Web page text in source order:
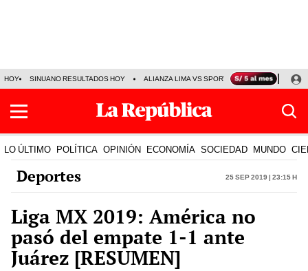
HOY SINUANO RESULTADOS HOY ALIANZA LIMA VS SPORT BOYS JORGE
LO ÚLTIMO POLÍTICA OPINIÓN ECONOMÍA SOCIEDAD MUNDO
Deportes 25 Sep 2019 | 23:15 h
Liga MX 2019: América no
pasó del empate 1-1 ante
Juárez [RESUMEN]